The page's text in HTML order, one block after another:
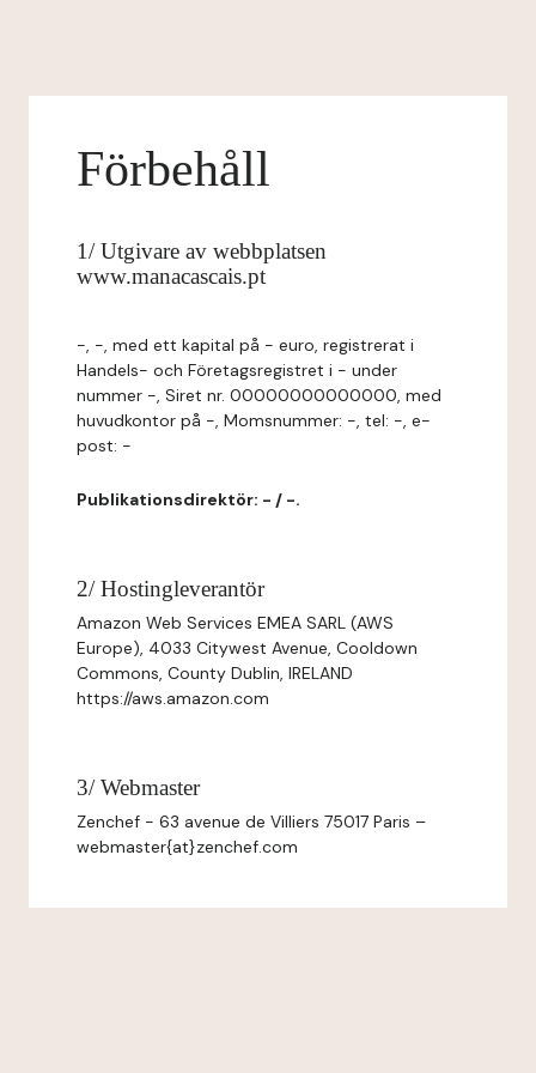
Förbehåll
1/ Utgivare av webbplatsen
www.manacascais.pt
-, -, med ett kapital på - euro, registrerat i
Handels- och Företagsregistret i - under
nummer -, Siret nr. 00000000000000, med
huvudkontor på -, Momsnummer: -, tel: -, e-
post: -
Publikationsdirektör: - / -.
2/ Hostingleverantör
Amazon Web Services EMEA SARL (AWS
Europe), 4033 Citywest Avenue, Cooldown
Commons, County Dublin, IRELAND
https://aws.amazon.com
3/ Webmaster
Zenchef - 63 avenue de Villiers 75017 Paris –
webmaster{at}zenchef.com